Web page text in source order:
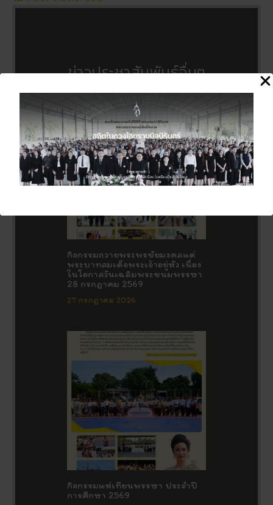
ข่าวประชาสัมพันธ์อื่นๆ
กิจกรรมถวายพระพรชัยมงคลแด่
พระบาทสมเด็จพระเจ้าอยู่หัว เนื่อง
ในโอกาสวันเฉลิมพระชนมพรรษา
28 กรกฎาคม 2569
27 กรกฎาคม 2026
กิจกรรมแห่เทียนพรรษา ประจำปี
การศึกษา 2569